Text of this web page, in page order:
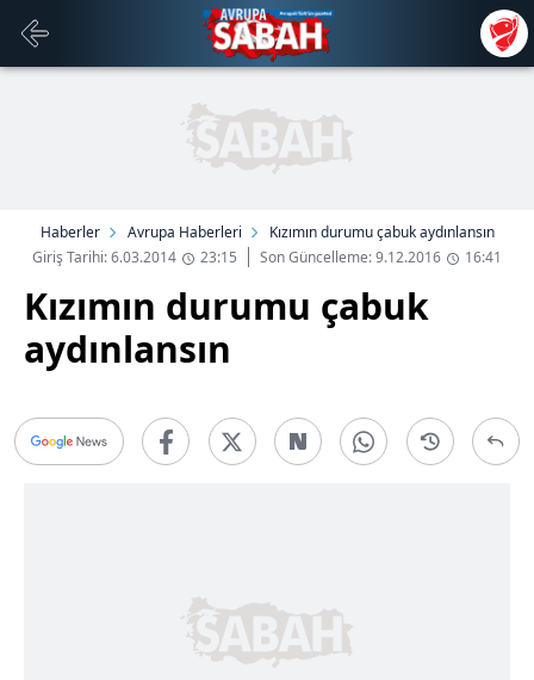
Haberler Avrupa Haberleri
Kızımın durumu çabuk aydınlansın
Giriş Tarihi: 6.03.2014
23:15 Son Güncelleme: 9.12.2016 16:41
Kızımın durumu çabuk
aydınlansın